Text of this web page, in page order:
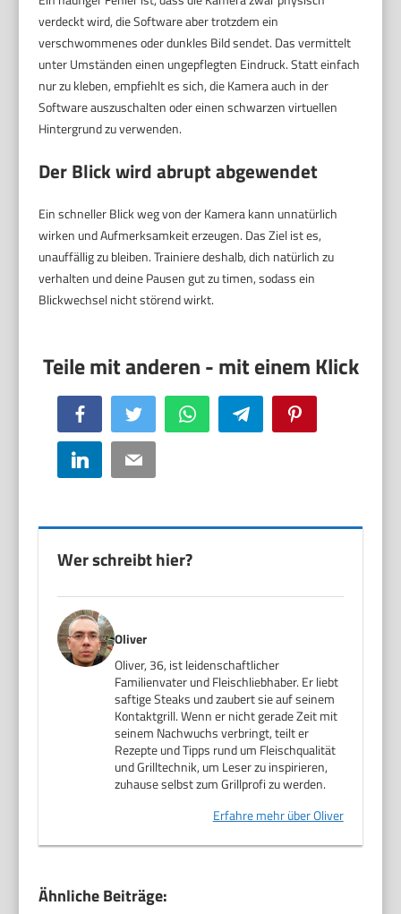
verdeckt wird, die Software aber trotzdem ein
verschwommenes oder dunkles Bild sendet. Das vermittelt
unter Umständen einen ungepflegten Eindruck. Statt einfach
nur zu kleben, empfiehlt es sich, die Kamera auch in der
Software auszuschalten oder einen schwarzen virtuellen
Hintergrund zu verwenden.
Der Blick wird abrupt abgewendet
Ein schneller Blick weg von der Kamera kann unnatürlich
wirken und Aufmerksamkeit erzeugen. Das Ziel ist es,
unauffällig zu bleiben. Trainiere deshalb, dich natürlich zu
verhalten und deine Pausen gut zu timen, sodass ein
Blickwechsel nicht störend wirkt.
Facebook Twitter WhatsApp Telegram
LinkedIn Email
Wer schreibt hier?
Oliver
Oliver, 36, ist leidenschaftlicher
Familienvater und Fleischliebhaber. Er liebt
saftige Steaks und zaubert sie auf seinem
Kontaktgrill. Wenn er nicht gerade Zeit mit
seinem Nachwuchs verbringt, teilt er
Rezepte und Tipps rund um Fleischqualität
und Grilltechnik, um Leser zu inspirieren,
zuhause selbst zum Grillprofi zu werden.
Erfahre mehr über Oliver
Ähnliche Beiträge: